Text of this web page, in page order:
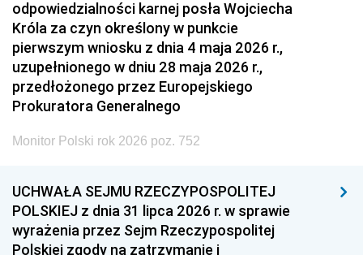
odpowiedzialności karnej posła Wojciecha
Króla za czyn określony w punkcie
pierwszym wniosku z dnia 4 maja 2026 r.,
uzupełnionego w dniu 28 maja 2026 r.,
przedłożonego przez Europejskiego
Prokuratora Generalnego
Monitor Polski rok 2026 poz. 752
UCHWAŁA SEJMU RZECZYPOSPOLITEJ
POLSKIEJ z dnia 31 lipca 2026 r. w sprawie
wyrażenia przez Sejm Rzeczypospolitej
Polskiej zgody na zatrzymanie i